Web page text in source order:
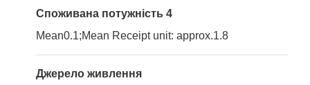
Споживана потужність 4
Mean0.1;Mean Receipt unit: approx.1.8
Джерело живлення